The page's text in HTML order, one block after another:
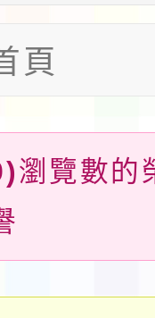
計畫」
心白海豚
育課程
學年度
及新住民
專業人
傳播委員
識線上
頁
瀏覽數的